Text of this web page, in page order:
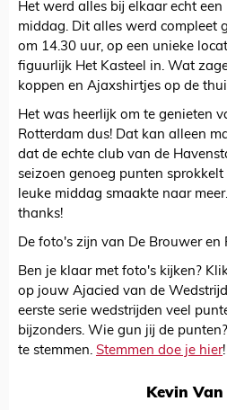
Het werd alles bij elkaar echt een
middag. Dit alles werd compleet
om 14.30 uur, op een unieke
figuurlijk Het Kasteel in. Wat
koppen en Ajaxshirtjes op de
Het was heerlijk om te genieten
Rotterdam dus! Dat kan alleen
dat de echte club van de
seizoen genoeg punten
leuke middag smaakte naar
thanks!
De foto's zijn van De Brouwer en
Ben je klaar met foto's kijken?
op jouw Ajacied van de
eerste serie wedstrijden veel
bijzonders. Wie gun jij de
te stemmen. Stemmen doe je hier!
Kevin